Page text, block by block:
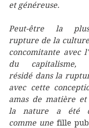
et généreuse.
Peut-être la
rupture de la
concomitante avec
du capitalisme,
résidé dans la
avec cette
amas de matière et
la nature a été
comme une fille